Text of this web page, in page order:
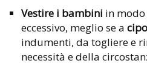
Vestire i bambini in
eccessivo, meglio se a
indumenti, da togliere e
necessità e della